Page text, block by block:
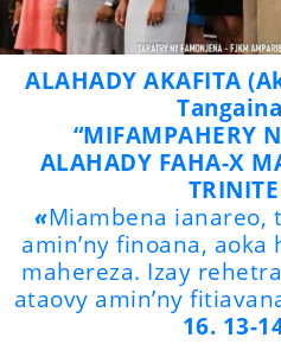
ALAHADY AKAFITA
“MIFAMPAHERY
ALAHADY FAHA-X
TRINITE
«Miambena ianareo,
amin’ny finoana,
mahereza. Izay
ataovy amin’ny
16. 13-